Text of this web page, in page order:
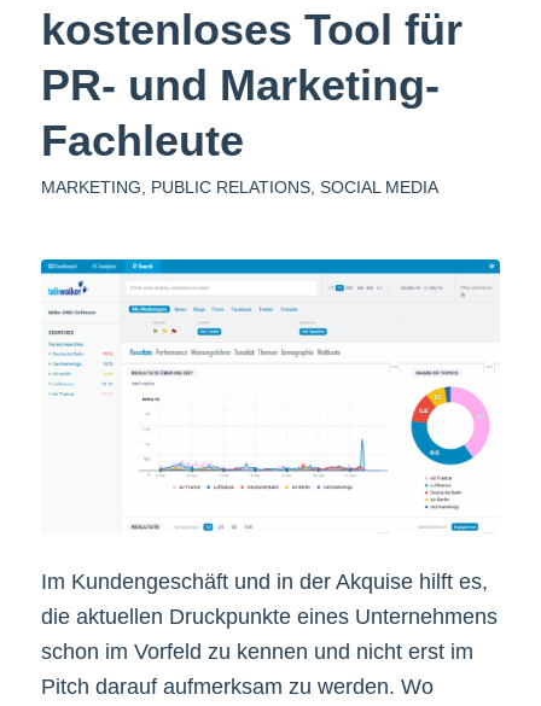
kostenloses Tool für
PR- und Marketing-
Fachleute
MARKETING PUBLIC RELATIONS, SOCIAL MEDIA
Im Kundengeschäft und in der Akquise hilft es,
die aktuellen Druckpunkte eines Unternehmens
schon im Vorfeld zu kennen und nicht erst im
Pitch darauf aufmerksam zu werden. Wo